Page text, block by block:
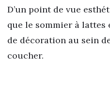
D’un point de vue
que le sommier à
de décoration au sein
coucher.